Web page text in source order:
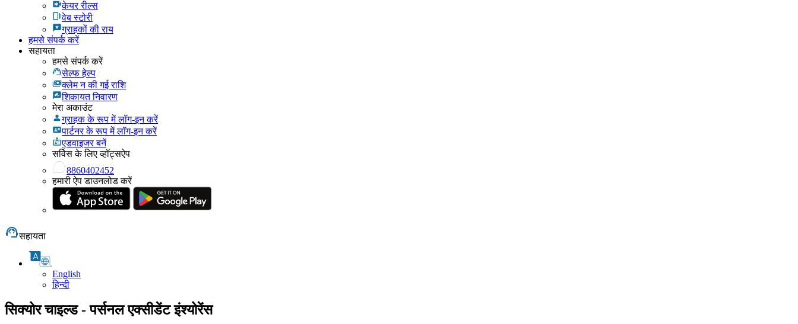
केयर रील्स
वेब स्टोरी
ग्राहकों की राय
हमसे संपर्क करें
सहायता
हमसे संपर्क करें
सेल्फ हेल्प
क्लेम न की गई राशि
शिकायत निवारण
मेरा अकाउंट
ग्राहक के रूप में लॉग-इन करें
पार्टनर के रूप में लॉग-इन करें
एडवाइजर बनें
सर्विस के लिए व्हॉट्सऐप
8860402452
हमारी ऐप डाउनलोड करें
सहायता
English
हिन्दी
सिक्योर चाइल्ड - पर्सनल एक्सीडेंट इंश्योरेंस